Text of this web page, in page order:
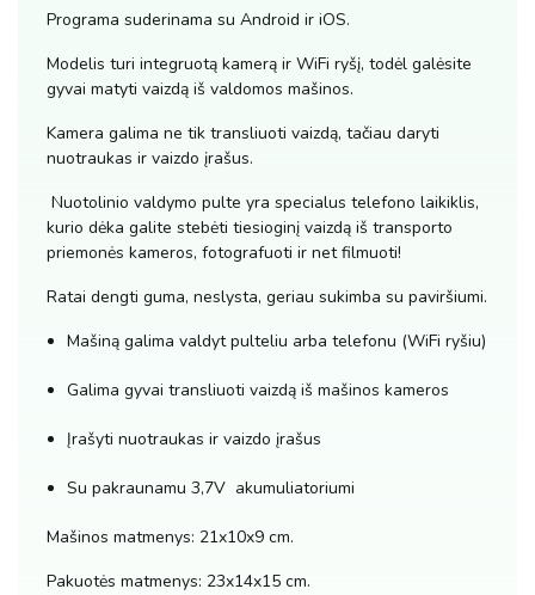
Programa suderinama su Android ir iOS.
Modelis turi integruotą kamerą ir WiFi ryšį, todėl galėsite
gyvai matyti vaizdą iš valdomos mašinos.
Kamera galima ne tik transliuoti vaizdą, tačiau daryti
nuotraukas ir vaizdo įrašus.
Nuotolinio valdymo pulte yra specialus telefono laikiklis,
kurio dėka galite stebėti tiesioginį vaizdą iš transporto
priemonės kameros, fotografuoti ir net filmuoti!
Ratai dengti guma, neslysta, geriau sukimba su paviršiumi.
Mašiną galima valdyt pulteliu arba telefonu (WiFi ryšiu)
Galima gyvai transliuoti vaizdą iš mašinos kameros
Įrašyti nuotraukas ir vaizdo įrašus
Su pakraunamu 3,7V akumuliatoriumi
Mašinos matmenys: 21x10x9 cm.
Pakuotės matmenys: 23x14x15 cm.